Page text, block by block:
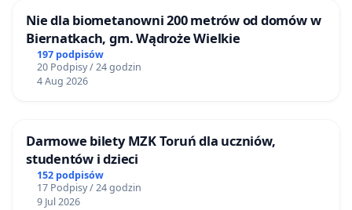
Nie dla biometanowni 200 metrów od domów w
Biernatkach, gm. Wądroże Wielkie
197 podpisów
20 Podpisy / 24 godzin
4 Aug 2026
Darmowe bilety MZK Toruń dla uczniów,
studentów i dzieci
152 podpisów
17 Podpisy / 24 godzin
9 Jul 2026